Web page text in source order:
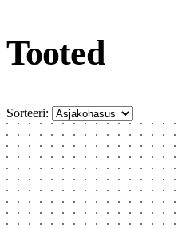
Tooted
Sorteeri: